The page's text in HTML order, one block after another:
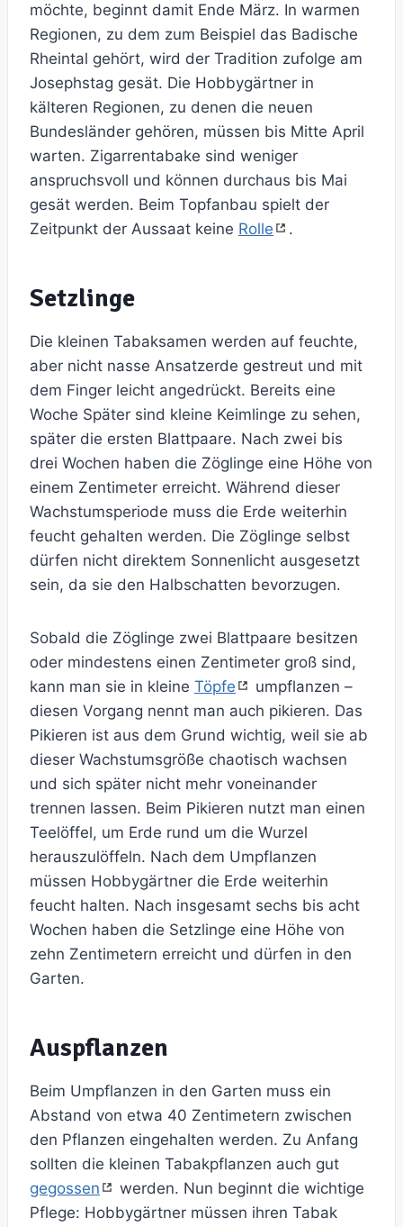
möchte, beginnt damit Ende März. In warmen
Regionen, zu dem zum Beispiel das Badische
Rheintal gehört, wird der Tradition zufolge am
Josephstag gesät. Die Hobbygärtner in
kälteren Regionen, zu denen die neuen
Bundesländer gehören, müssen bis Mitte April
warten. Zigarrentabake sind weniger
anspruchsvoll und können durchaus bis Mai
gesät werden. Beim Topfanbau spielt der
Zeitpunkt der Aussaat keine Rolle .
Setzlinge
Die kleinen Tabaksamen werden auf feuchte,
aber nicht nasse Ansatzerde gestreut und mit
dem Finger leicht angedrückt. Bereits eine
Woche Später sind kleine Keimlinge zu sehen,
später die ersten Blattpaare. Nach zwei bis
drei Wochen haben die Zöglinge eine Höhe von
einem Zentimeter erreicht. Während dieser
Wachstumsperiode muss die Erde weiterhin
feucht gehalten werden. Die Zöglinge selbst
dürfen nicht direktem Sonnenlicht ausgesetzt
sein, da sie den Halbschatten bevorzugen.
Sobald die Zöglinge zwei Blattpaare besitzen
oder mindestens einen Zentimeter groß sind,
kann man sie in kleine Töpfe
umpflanzen –
diesen Vorgang nennt man auch pikieren. Das
Pikieren ist aus dem Grund wichtig, weil sie ab
dieser Wachstumsgröße chaotisch wachsen
und sich später nicht mehr voneinander
trennen lassen. Beim Pikieren nutzt man einen
Teelöffel, um Erde rund um die Wurzel
herauszulöffeln. Nach dem Umpflanzen
müssen Hobbygärtner die Erde weiterhin
feucht halten. Nach insgesamt sechs bis acht
Wochen haben die Setzlinge eine Höhe von
zehn Zentimetern erreicht und dürfen in den
Garten.
Auspflanzen
Beim Umpflanzen in den Garten muss ein
Abstand von etwa 40 Zentimetern zwischen
den Pflanzen eingehalten werden. Zu Anfang
sollten die kleinen Tabakpflanzen auch gut
gegossen
werden. Nun beginnt die wichtige
Pflege: Hobbygärtner müssen ihren Tabak